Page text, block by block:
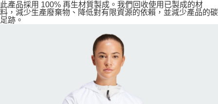
此產品採用 100% 再生材質製成。我們回收使用已製成的材
料，減少生產廢棄物、降低對有限資源的依賴，並減少產品的碳
足跡。